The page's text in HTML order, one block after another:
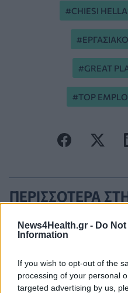
News4Health.gr - Do
Information
If you wish to opt-out of the
processing of your personal
targeted advertising by us,
CHIESI
GREAT
TOP
ΠΕΡΙΣΣΟΤΕΡΑ
16